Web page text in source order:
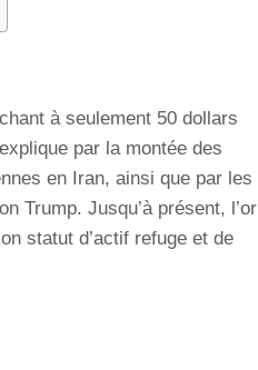
à seulement 50 dollars
par la montée des
en Iran, ainsi que par les
Trump. Jusqu’à présent, l’or
statut d’actif refuge et de